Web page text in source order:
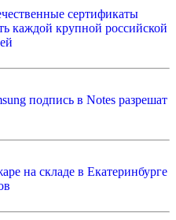
сертификаты
каждой крупной российской
подпись в Notes разрешат
на складе в Екатеринбурге